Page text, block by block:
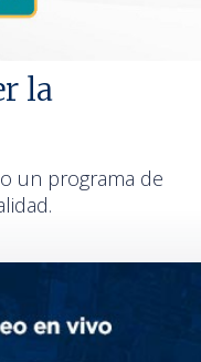
la
un programa de